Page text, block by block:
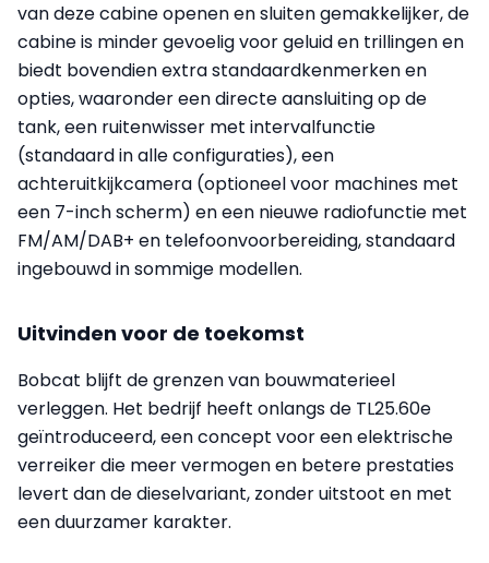
van deze cabine openen en sluiten gemakkelijker, de
cabine is minder gevoelig voor geluid en trillingen en
biedt bovendien extra standaardkenmerken en
opties, waaronder een directe aansluiting op de
tank, een ruitenwisser met intervalfunctie
(standaard in alle configuraties), een
achteruitkijkcamera (optioneel voor machines met
een 7-inch scherm) en een nieuwe radiofunctie met
FM/AM/DAB+ en telefoonvoorbereiding, standaard
ingebouwd in sommige modellen.
Uitvinden voor de toekomst
Bobcat blijft de grenzen van bouwmaterieel
verleggen. Het bedrijf heeft onlangs de TL25.60e
geïntroduceerd, een concept voor een elektrische
verreiker die meer vermogen en betere prestaties
levert dan de dieselvariant, zonder uitstoot en met
een duurzamer karakter.